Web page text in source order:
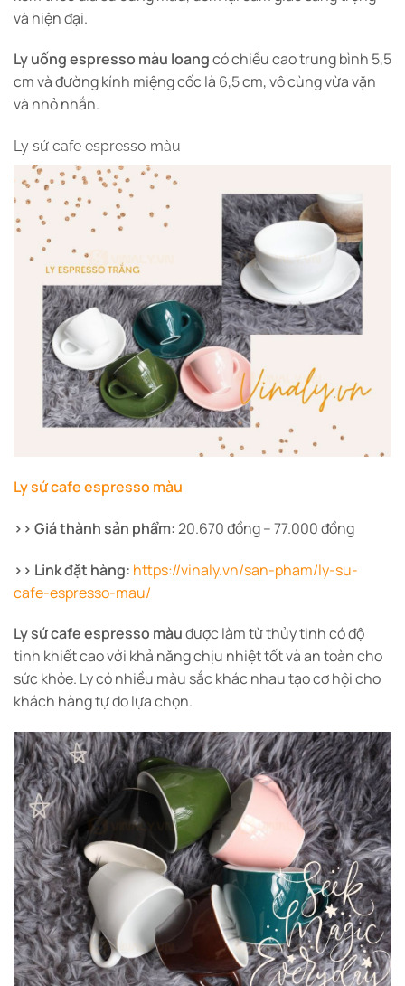
và hiện đại.
Ly uống espresso màu loangcó chiều cao trung bình 5,5
cm và đường kính miệng cốc là 6,5 cm, vô cùng vừa vặn
và nhỏ nhắn.
Ly sứ cafe espresso màu
Ly sứ cafe espresso màu
>> Giá thành sản phẩm:20.670 đồng – 77.000 đồng
>> Link đặt hàng: https://vinaly.vn/san-pham/ly-su-
cafe-espresso-mau/
Ly sứ cafe espresso màuđược làm từ thủy tinh có độ
tinh khiết cao với khả năng chịu nhiệt tốt và an toàn cho
sức khỏe. Ly có nhiều màu sắc khác nhau tạo cơ hội cho
khách hàng tự do lựa chọn.